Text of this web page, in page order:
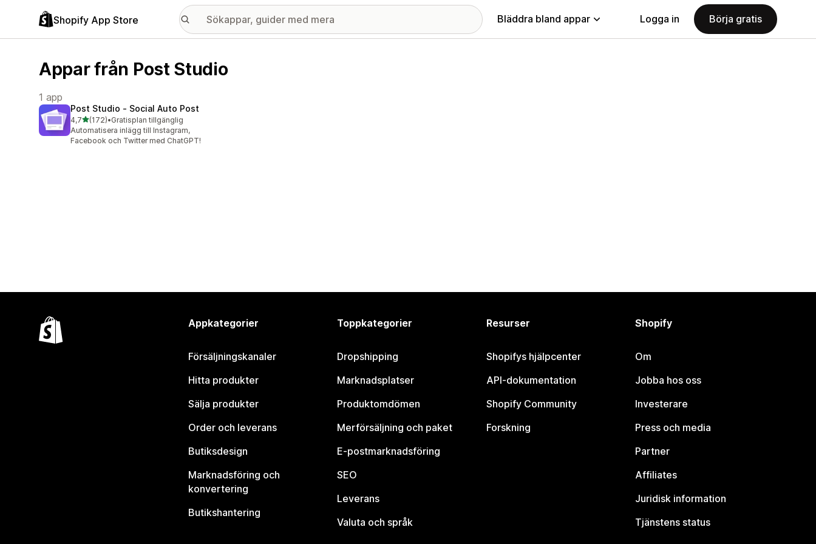
Shopify App Store Bläddra bland appar Logga in Börja gratis
Appar från Post Studio
1 app
Post Studio ‑ Social Auto Post
4,7av 5 stjärnor
(172)
172 recensioner totalt
•Gratisplan tillgänglig
Automatisera inlägg till Instagram,
Facebook och Twitter med ChatGPT!
Appkategorier
Försäljningskanaler
Hitta produkter
Sälja produkter
Order och leverans
Butiksdesign
Marknadsföring och
konvertering
Butikshantering
Toppkategorier
Dropshipping
Marknadsplatser
Produktomdömen
Merförsäljning och paket
E-postmarknadsföring
SEO
Leverans
Valuta och språk
Resurser
Shopifys hjälpcenter
API-dokumentation
Shopify Community
Forskning
Shopify
Om
Jobba hos oss
Investerare
Press och media
Partner
Affiliates
Juridisk information
Tjänstens status